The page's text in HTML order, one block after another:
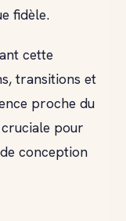
fidèle.
cette
transitions et
proche du
pour
conception